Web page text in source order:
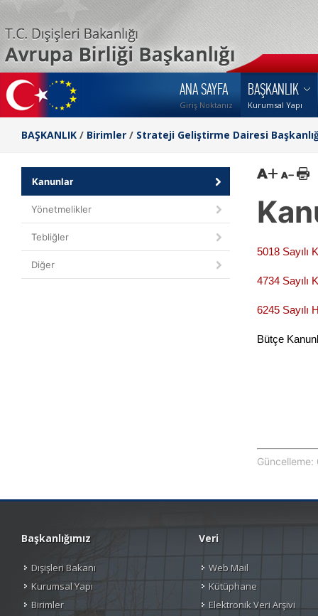
ANA SAYFA
Giriş Noktanız
BAŞKANLIK
Kurumsal Yapı
BAŞKANLIK / Birimler / Strateji Geliştirme Dairesi
Kanunlar
Yönetmelikler
Tebliğler
Diğer
5018 Sayılı
4734 Sayılı
6245 Sayılı
Bütçe
Başkanlığımız
Dışişleri Bakanı
Kurumsal Yapı
Birimler
Veri
Web Mail
Kütüphane
Elektronik Veri Arşivi